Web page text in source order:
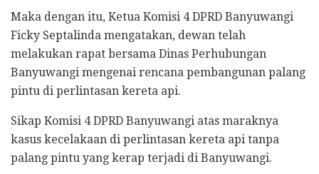
Maka dengan itu, Ketua Komisi 4 DPRD Banyuwangi
Ficky Septalinda mengatakan, dewan telah
melakukan rapat bersama Dinas Perhubungan
Banyuwangi mengenai rencana pembangunan palang
pintu di perlintasan kereta api.
Sikap Komisi 4 DPRD Banyuwangi atas maraknya
kasus kecelakaan di perlintasan kereta api tanpa
palang pintu yang kerap terjadi di Banyuwangi.